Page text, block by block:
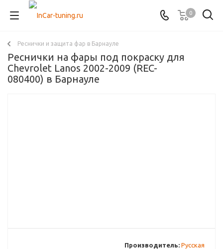
0
Реснички и защита фар в Барнауле
Реснички на фары под покраску для
Chevrolet Lanos 2002-2009 (REC-
080400) в Барнауле
Производитель: Русская